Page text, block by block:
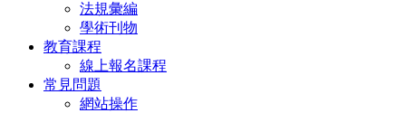
法規彙編
學術刊物
教育課程
線上報名課程
常見問題
網站操作